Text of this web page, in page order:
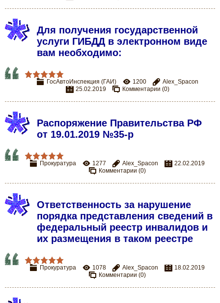
Для получения государственной
услуги ГИБДД в электронном виде
вам необходимо:
ГосАвтоИнспекция (ГАИ) 1200
Alex_Spacon
25.02.2019
Комментарии (0)
Распоряжение Правительства РФ
от 19.01.2019 №35-р
Прокуратура 1277 Alex_Spacon
22.02.2019
Комментарии (0)
Ответственность за нарушение
порядка представления сведений в
федеральный реестр инвалидов и
их размещения в таком реестре
Прокуратура 1078 Alex_Spacon
18.02.2019
Комментарии (0)